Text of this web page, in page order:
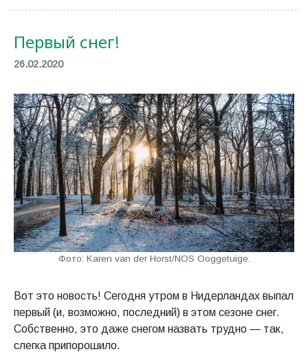
Первый снег!
26.02.2020
Фото: Karen van der Horst/NOS Ooggetuige.
Вот это новость! Сегодня утром в Нидерландах выпал
первый (и, возможно, последний) в этом сезоне снег.
Собственно, это даже снегом назвать трудно — так,
слегка припорошило.